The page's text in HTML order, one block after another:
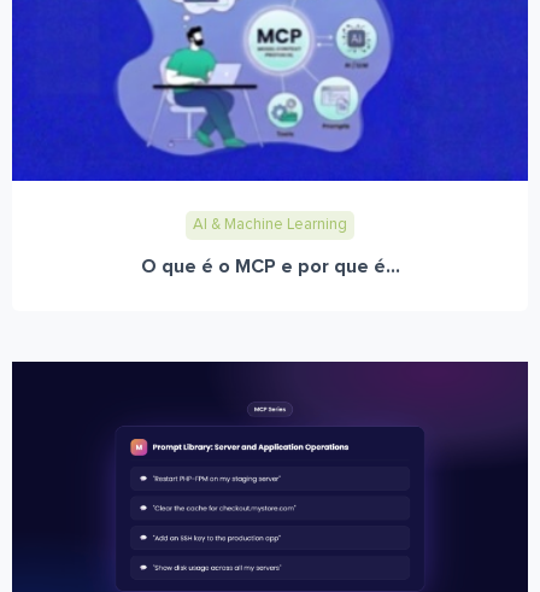
AI & Machine Learning
O que é o MCP e por que é...